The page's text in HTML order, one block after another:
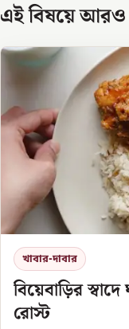
এই বিষয়ে আরও
খাবার-দাবার
বিয়েবাড়ির
রোস্ট